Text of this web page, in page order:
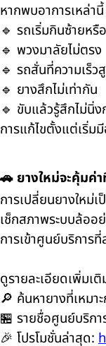
หากพบอาการเหล่า
🔹 รถเริ่มกินซ้ายหรื
🔹 พวงมาลัยไม่ตรง
🔹 รถสั่นที่ความเร็ว
🔹 ยางสึกไม่เท่ากัน
🔹 ขับแล้วรู้สึกไม่นิ่ง
การแก้ไขตั้งแต่เริ่ม
🚗 ยางใหม่จะคุ้มค่
การเปลี่ยนยางใหม่
เช็กสภาพระบบล้ออ
การเข้าศูนย์บริการ
ดูรายละเอียดเพิ่มเ
🔎 ค้นหายางที่เหม
🏪 รายชื่อศูนย์บริกา
🎉 โปรโมชั่นล่าสุด: